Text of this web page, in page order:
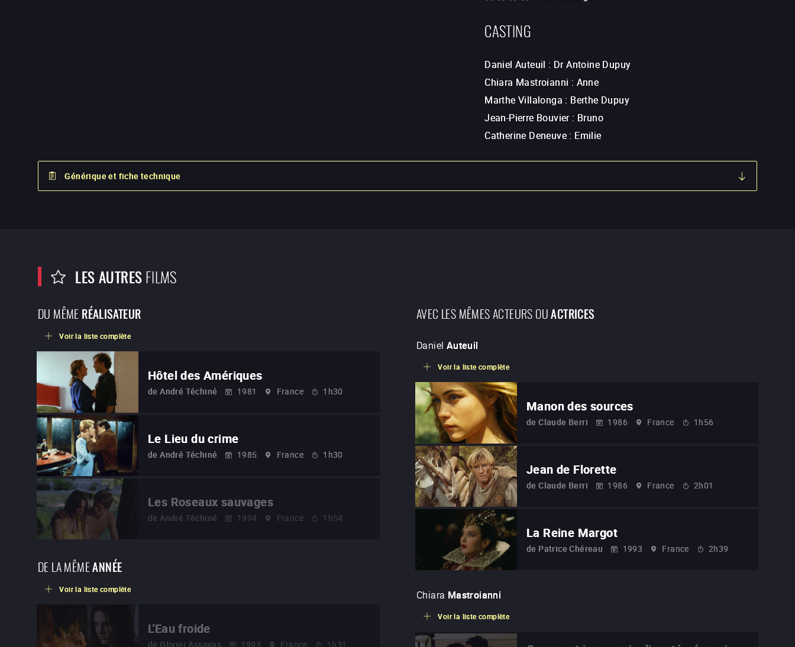
CASTING
Daniel Auteuil : Dr Antoine Dupuy
Chiara Mastroianni : Anne
Marthe Villalonga : Berthe Dupuy
Jean-Pierre Bouvier: Bruno
Catherine Deneuve : Emilie
Générique et fiche technique
LES AUTRESFILMS
DU MÊMERÉALISATEUR
Voir la liste complète
Hôtel des Amériques
de André Téchiné 1981 France 1h30
Le Lieu du crime
de André Téchiné 1985 France 1h30
Les Roseaux sauvages
de André Téchiné 1994 France 1h54
DE LA MÊMEANNÉE
Voir la liste complète
L'Eau froide
de Olivier Assayas 1993 France 1h31
AVEC LES MÊMES ACTEURS OUACTRICES
Daniel Auteuil
Voir la liste complète
Manon des sources
de Claude Berri 1986 France 1h56
Jean de Florette
de Claude Berri 1986 France 2h01
La Reine Margot
de Patrice Chéreau 1993 France 2h39
Chiara Mastroianni
Voir la liste complète